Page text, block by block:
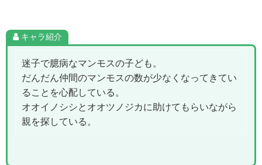
キャラ紹介
迷子で臆病なマンモスの子ども。
だんだん仲間のマンモスの数が少なくなってきてい
ることを心配している。
オオイノシシとオオツノジカに助けてもらいながら
親を探している。